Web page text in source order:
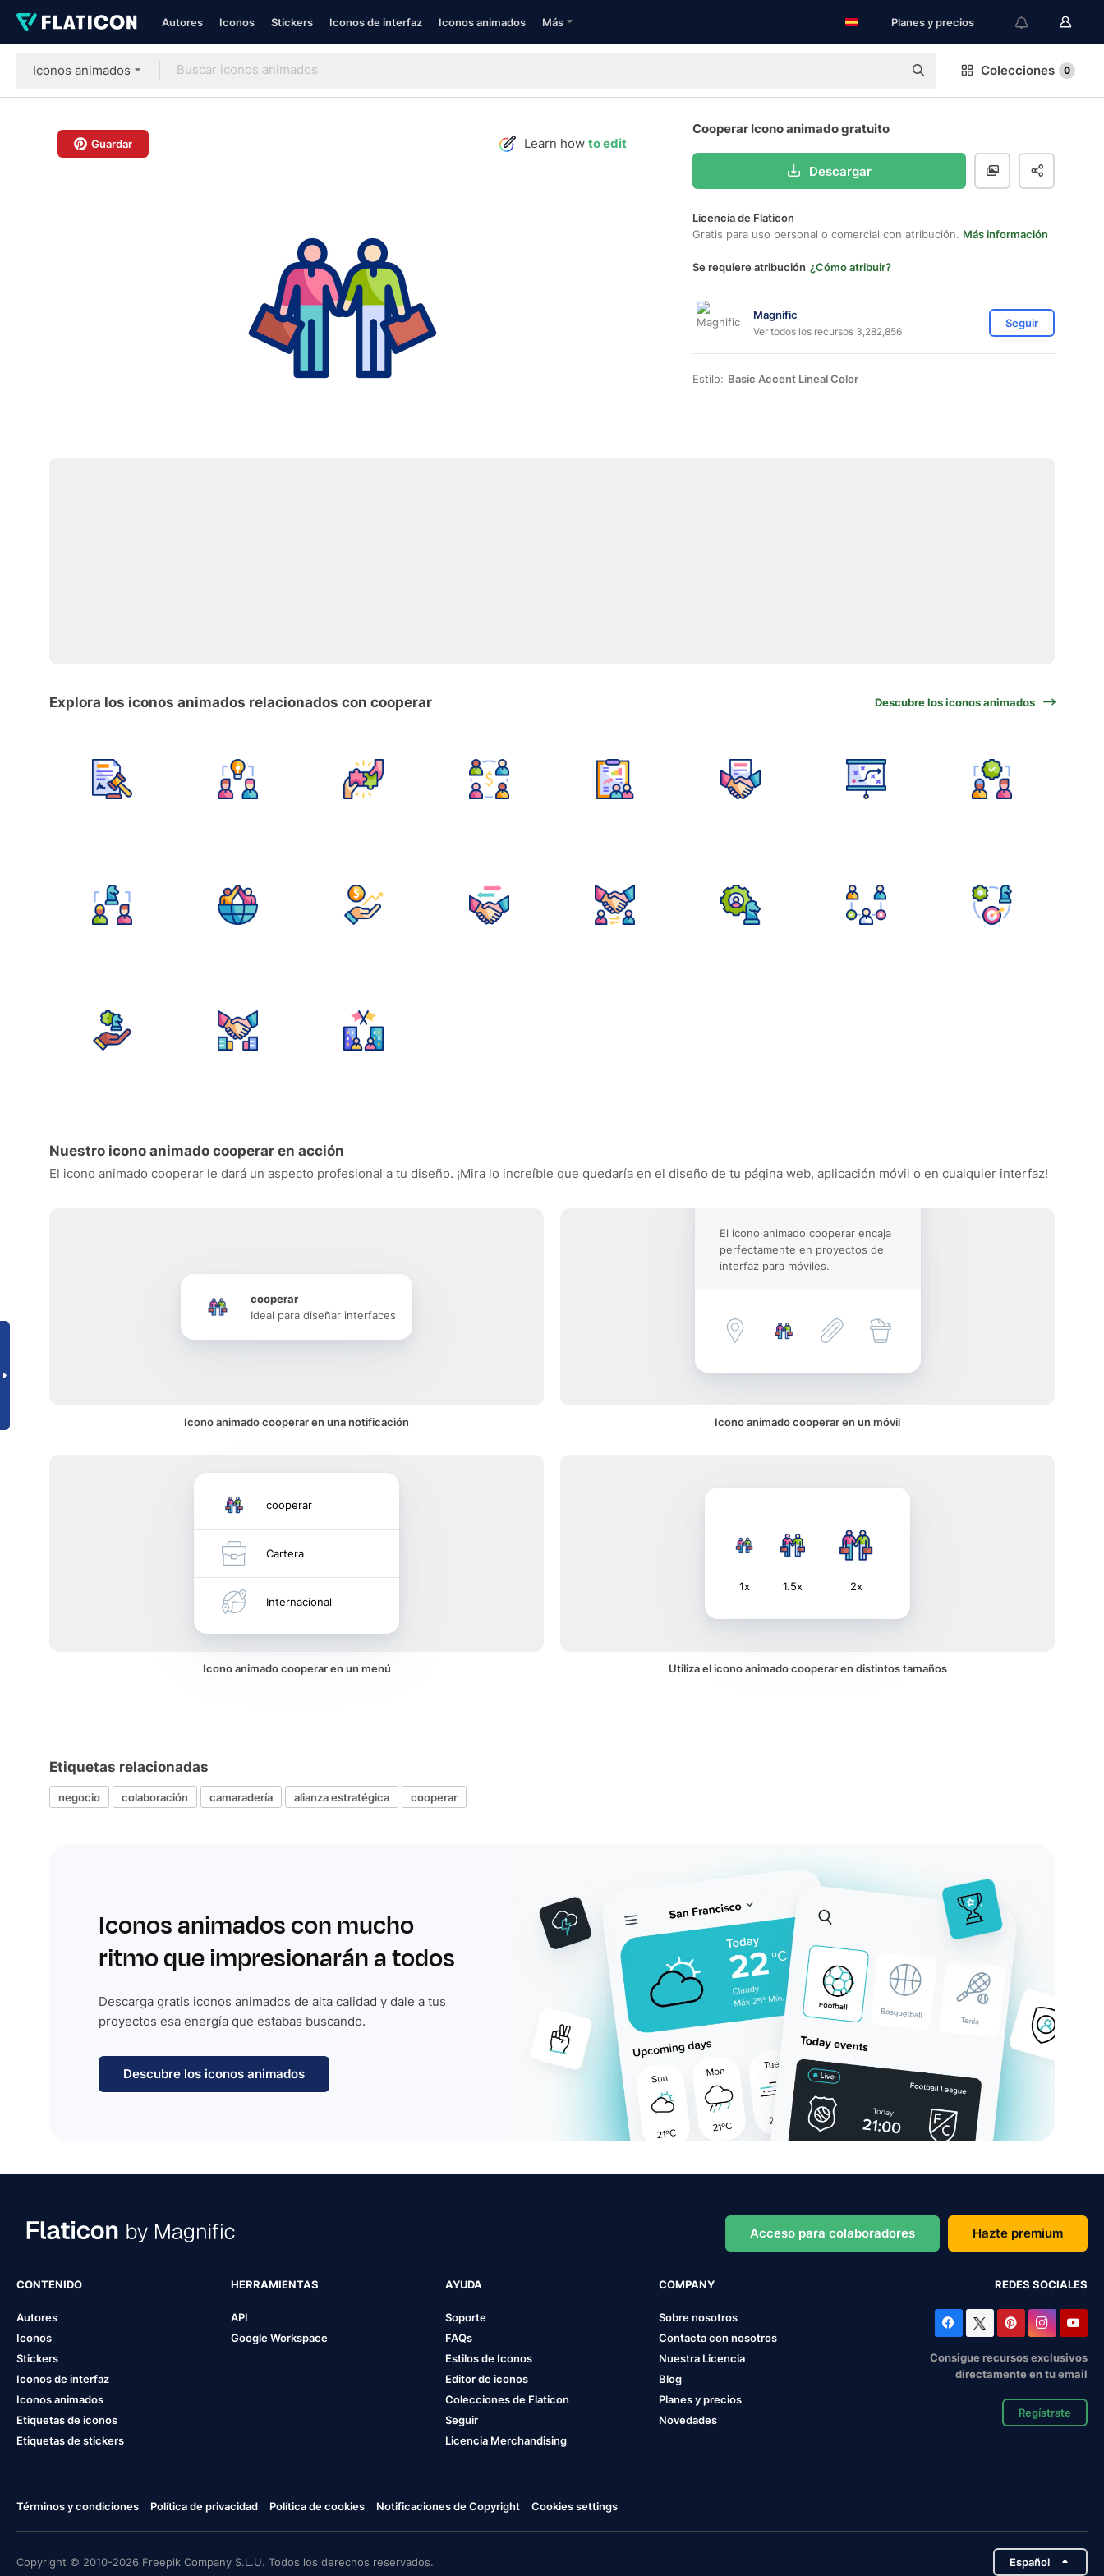
Autores Iconos Stickers Iconos de interfaz Iconos animados Más Planes y precios
Iconos animados Colecciones 0
Guardar Learn how to edit
Cooperar Icono animado gratuito
Descargar
Licencia de Flaticon
Gratis para uso personal o comercial con atribución. Más información
Se requiere atribución ¿Cómo atribuir?
Magnific
Ver todos los recursos 3,282,856
Seguir
Estilo: Basic Accent Lineal Color
Explora los iconos animados relacionados con cooperar Descubre los iconos animados
Nuestro icono animado cooperar en acción
El icono animado cooperar le dará un aspecto profesional a tu diseño. ¡Mira lo increíble que quedaría en el diseño de tu página web, aplicación móvil o en cualquier interfaz!
cooperar
Ideal para diseñar interfaces
Icono animado cooperar en una notificación
El icono animado cooperar encaja
perfectamente en proyectos de
interfaz para móviles.
Icono animado cooperar en un móvil
cooperar
Cartera
Internacional
Icono animado cooperar en un menú
1x 1.5x 2x
Utiliza el icono animado cooperar en distintos tamaños
Etiquetas relacionadas
negocio colaboración camaradería alianza estratégica cooperar
Iconos animados con mucho
ritmo que impresionarán a todos
Descarga gratis iconos animados de alta calidad y dale a tus
proyectos esa energía que estabas buscando.
Descubre los iconos animados
Acceso para colaboradores Hazte premium
CONTENIDO
Autores
Iconos
Stickers
Iconos de interfaz
Iconos animados
Etiquetas de iconos
Etiquetas de stickers
HERRAMIENTAS
API
Google Workspace
AYUDA
Soporte
FAQs
Estilos de Iconos
Editor de iconos
Colecciones de Flaticon
Seguir
Licencia Merchandising
COMPANY
Sobre nosotros
Contacta con nosotros
Nuestra Licencia
Blog
Planes y precios
Novedades
REDES SOCIALES
Consigue recursos exclusivos
directamente en tu email
Regístrate
Términos y condiciones Política de privacidad Política de cookies Notificaciones de Copyright Cookies settings
Copyright © 2010-2026 Freepik Company S.L.U. Todos los derechos reservados. Español